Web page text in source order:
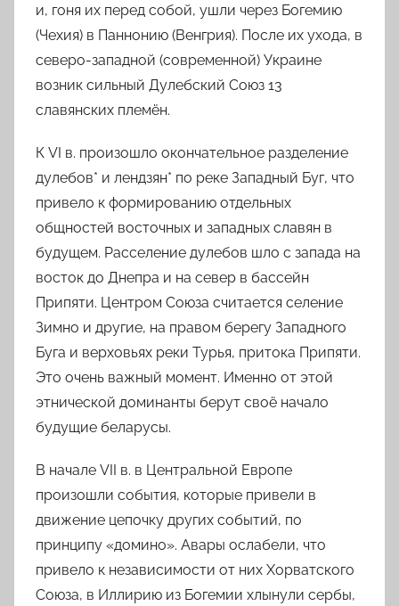
и, гоня их перед собой, ушли через Богемию
(Чехия) в Паннонию (Венгрия). После их ухода, в
северо-западной (современной) Украине
возник сильный Дулебский Союз 13
славянских племён.
К VI в. произошло окончательное разделение
дулебов* и лендзян* по реке Западный Буг, что
привело к формированию отдельных
общностей восточных и западных славян в
будущем. Расселение дулебов шло с запада на
восток до Днепра и на север в бассейн
Припяти. Центром Союза считается селение
Зимно и другие, на правом берегу Западного
Буга и верховьях реки Турья, притока Припяти.
Это очень важный момент. Именно от этой
этнической доминанты берут своё начало
будущие беларусы.
В начале VII в. в Центральной Европе
произошли события, которые привели в
движение цепочку других событий, по
принципу «домино». Авары ослабели, что
привело к независимости от них Хорватского
Союза, в Иллирию из Богемии хлынули сербы,